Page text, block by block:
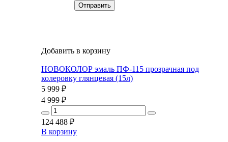
Добавить в корзину
НОВОКОЛОР эмаль ПФ-115 прозрачная под
колеровку глянцевая (15л)
5 999 ₽
4 999 ₽
124 488 ₽
В корзину